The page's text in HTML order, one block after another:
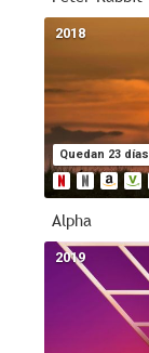
Quedan 23 días
2018
Alpha
2019